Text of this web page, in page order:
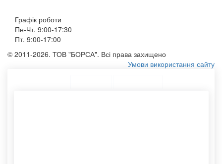
Графік роботи
Пн-Чт. 9:00-17:30
Пт. 9:00-17:00
© 2011-2026. ТОВ "БОРСА". Всі права захищено
Умови використання сайту